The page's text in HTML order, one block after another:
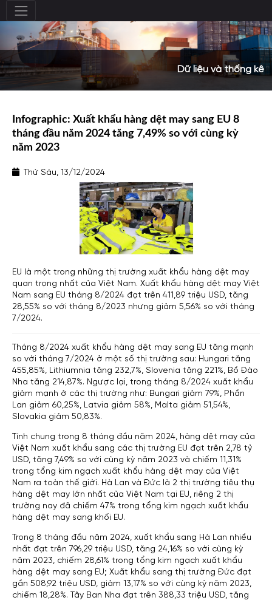
Dữ liệu và thống kê
Infographic: Xuất khẩu hàng dệt may sang EU 8
tháng đầu năm 2024 tăng 7,49% so với cùng kỳ
năm 2023
Thứ Sáu, 13/12/2024
EU là một trong những thị trường xuất khẩu hàng dệt may
quan trọng nhất của Việt Nam. Xuất khẩu hàng dệt may Việt
Nam sang EU tháng 8/2024 đạt trên 411,89 triệu USD, tăng
28,55% so với tháng 8/2023 nhưng giảm 5,56% so với tháng
7/2024.
Tháng 8/2024 xuất khẩu hàng dệt may sang EU tăng mạnh
so với tháng 7/2024 ở một số thị trường sau: Hungari tăng
455,85%, Lithiumnia tăng 232,7%, Slovenia tăng 221%, Bồ Đào
Nha tăng 214,87%. Ngược lại, trong tháng 8/2024 xuất khẩu
giảm mạnh ở các thị trường như: Bungari giảm 79%, Phần
Lan giảm 60,25%, Latvia giảm 58%, Malta giảm 51,54%,
Slovakia giảm 50,83%.
Tính chung trong 8 tháng đầu năm 2024, hàng dệt may của
Việt Nam xuất khẩu sang các thị trường EU đạt trên 2,78 tỷ
USD, tăng 7,49% so với cùng kỳ năm 2023 và chiếm 11,31%
trong tổng kim ngạch xuất khẩu hàng dệt may của Việt
Nam ra toàn thế giới. Hà Lan và Đức là 2 thị trường tiêu thụ
hàng dệt may lớn nhất của Việt Nam tại EU, riêng 2 thị
trường nay đã chiếm 47% trong tổng kim ngạch xuất khẩu
hàng dệt may sang khối EU.
Trong 8 tháng đầu năm 2024, xuất khẩu sang Hà Lan nhiều
nhất đạt trên 796,29 triệu USD, tăng 24,16% so với cùng kỳ
năm 2023, chiếm 28,61% trong tổng kim ngạch xuất khẩu
hàng dệt may sang EU; Xuất khẩu sang thị trường Đức đạt
gần 508,92 triệu USD, giảm 13,17% so với cùng kỳ năm 2023,
chiếm 18,28%. Tây Ban Nha đạt trên 388,33 triệu USD, tăng